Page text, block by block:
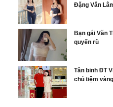
Đặng Văn
Bạn gái Văn
quyến rũ
Tân binh ĐT
chủ tiệm